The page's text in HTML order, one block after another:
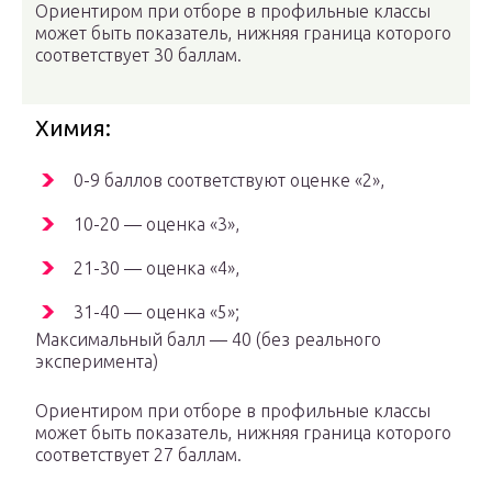
Ориентиром при отборе в профильные классы
может быть показатель, нижняя граница которого
соответствует 30 баллам.
Химия:
0-9 баллов соответствуют оценке «2»,
10-20 — оценка «3»,
21-30 — оценка «4»,
31-40 — оценка «5»;
Максимальный балл — 40 (без реального
эксперимента)
Ориентиром при отборе в профильные классы
может быть показатель, нижняя граница которого
соответствует 27 баллам.